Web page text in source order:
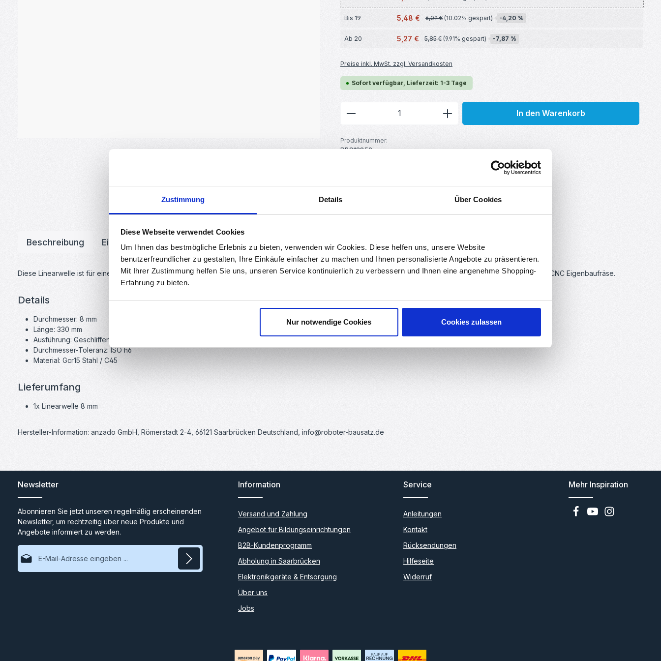
Zustimmung Details Über Cookies
Diese Webseite verwendet Cookies
Um Ihnen das bestmögliche Erlebnis zu bieten, verwenden wir Cookies. Diese helfen uns, unsere Website
benutzerfreundlicher zu gestalten, Ihre Einkäufe einfacher zu machen und Ihnen personalisierte Angebote zu präsentieren.
Mit Ihrer Zustimmung helfen Sie uns, unseren Service kontinuierlich zu verbessern und Ihnen eine angenehme Shopping-
Erfahrung zu bieten.
Nur notwendige Cookies Cookies zulassen
Bis 19 5,48 € 6,09 € (10.02% gespart) -4,20 %
Ab 20 5,27 € 5,85 € (9.91% gespart) -7,87 %
Preise inkl. MwSt. zzgl. Versandkosten
Sofort verfügbar, Lieferzeit: 1-3 Tage
Produkt Anzahl: Gib den gewünschten Wert ein oder
In den Warenkorb
Produktnummer:
RBS12859
MakerMind
Gewicht:
Beschreibung Eigenschaften Downloads Bewertungen
Diese Linearwelle ist für eine optimale Leistung und geringe Reibung gehärtet und geschliffen. Ideal als Ersatzteil oder zum Eigenbau eines 3D-Druckers oder einer CNC Eigenbaufräse.
Details
Durchmesser: 8 mm
Länge: 330 mm
Ausführung: Geschliffen + Gehärtet (HRC60-HRC62 )
Durchmesser-Toleranz: ISO h6
Material: Gcr15 Stahl / C45
Lieferumfang
1x Linearwelle 8 mm
Hersteller-Information: anzado GmbH, Römerstadt 2-4, 66121 Saarbrücken Deutschland, info@roboter-bausatz.de
Newsletter
Abonnieren Sie jetzt unseren regelmäßig erscheinenden
Newsletter, um rechtzeitig über neue Produkte und
Angebote informiert zu werden.
E-Mail-Adresse*
Information
Versand und Zahlung
Angebot für Bildungseinrichtungen
B2B-Kundenprogramm
Abholung in Saarbrücken
Elektronikgeräte & Entsorgung
Über uns
Jobs
Service
Anleitungen
Kontakt
Rücksendungen
Hilfeseite
Widerruf
Mehr Inspiration